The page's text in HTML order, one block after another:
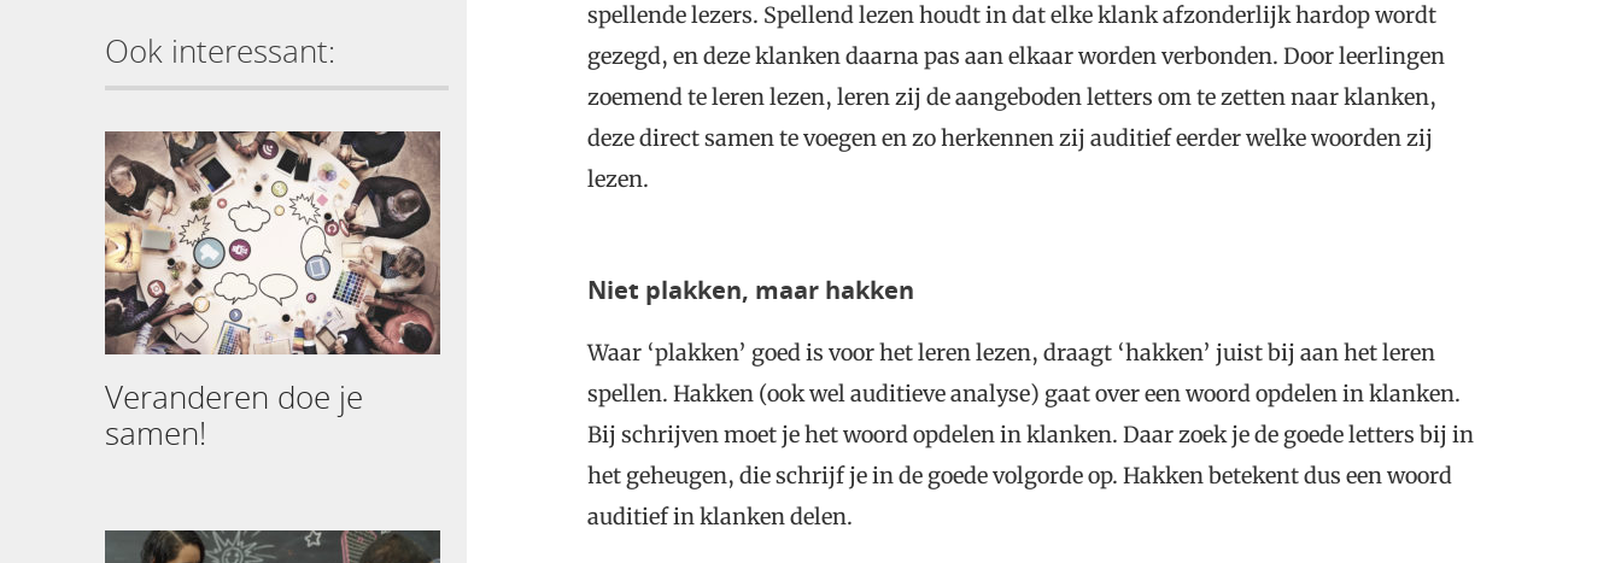
Ook interessant:
Veranderen doe je
samen!
spellende lezers. Spellend lezen houdt in dat elke klank afzonderlijk hardop wordt
gezegd, en deze klanken daarna pas aan elkaar worden verbonden. Door leerlingen
zoemend te leren lezen, leren zij de aangeboden letters om te zetten naar klanken,
deze direct samen te voegen en zo herkennen zij auditief eerder welke woorden zij
lezen.
Niet plakken, maar hakken
Waar ‘plakken’ goed is voor het leren lezen, draagt ‘hakken’ juist bij aan het leren
spellen. Hakken (ook wel auditieve analyse) gaat over een woord opdelen in klanken.
Bij schrijven moet je het woord opdelen in klanken. Daar zoek je de goede letters bij in
het geheugen, die schrijf je in de goede volgorde op. Hakken betekent dus een woord
auditief in klanken delen.